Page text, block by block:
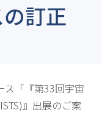
訂正
ス「『第33回宇宙
』出展のご案